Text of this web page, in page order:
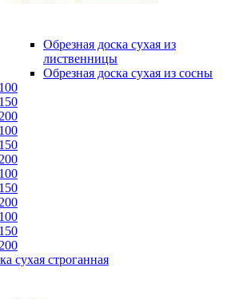
Обрезная доска сухая из
лиственницы
Обрезная доска сухая из сосны
сухая строганная